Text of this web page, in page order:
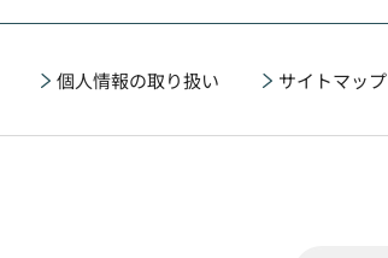
個人情報の取り扱い サイトマップ